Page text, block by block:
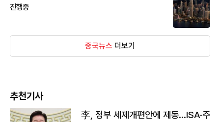
진행중
중국뉴스 더보기
추천기사
李, 정부 세제개편안에 제동…ISA·주